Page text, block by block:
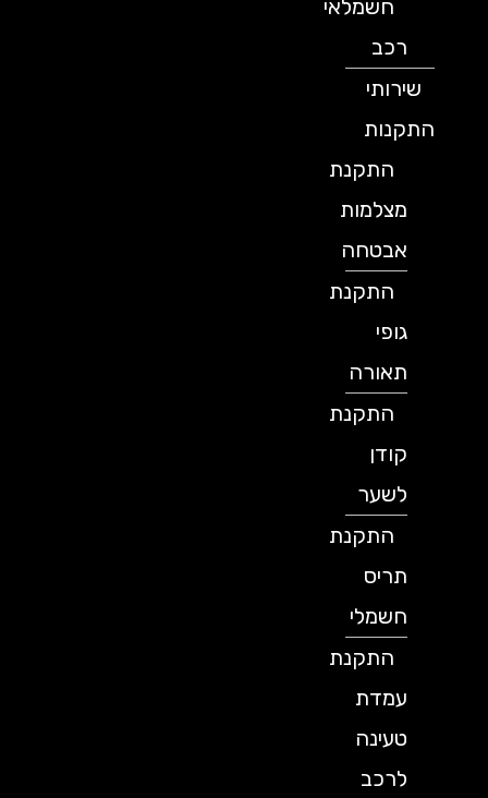
חשמלאי
שירותי
התקנות
התקנת
מצלמות
אבטחה
התקנת
תאורה
התקנת
לשער
התקנת
תריס
חשמלי
התקנת
עמדת
טעינה
לרכב